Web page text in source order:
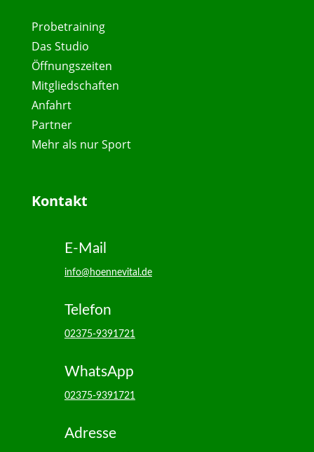
Probetraining
Das Studio
Öffnungszeiten
Mitgliedschaften
Anfahrt
Partner
Mehr als nur Sport
Kontakt
E-Mail
info@hoennevital.de
Telefon
02375-9391721
WhatsApp
02375-9391721
Adresse